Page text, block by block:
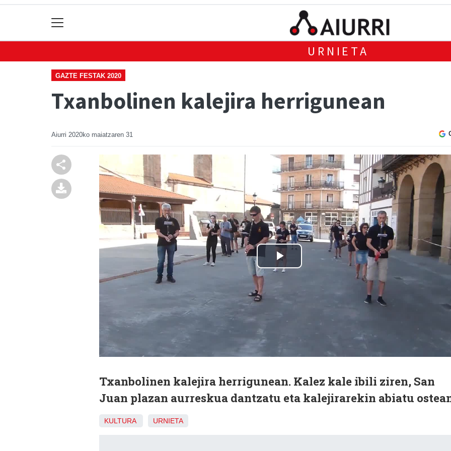
URNIETA
GAZTE FESTAK 2020
Txanbolinen kalejira herrigunean
Aiurri 2020ko maiatzaren 31
Txanbolinen kalejira herrigunean. Kalez kale ibili ziren, San
Juan plazan aurreskua dantzatu eta kalejirarekin abiatu
KULTURA URNIETA